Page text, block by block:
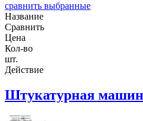
сравнить выбранные
Название
Сравнить
Цена
Кол-во
шт.
Действие
Штукатурная